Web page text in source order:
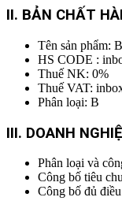
II. BẢN CHẤT
Tên sản phẩm:
HS CODE :
Thuế NK: 0%
Thuế VAT:
Phân loại: B
III. DOANH
Phân loại và
Công bố tiêu
Công bố đủ